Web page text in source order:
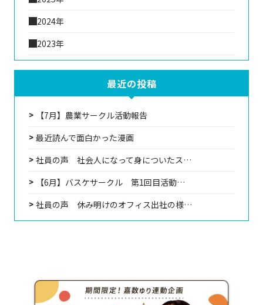
2024年
2023年
最近の投稿
【7月】農業サークル活動報告
最近読んで面白かった漫画
社員の声 社会人になって身についたス…
【6月】バスケサークル 第1回目活動…
社員の声 休み明けのオフィス出社の様…